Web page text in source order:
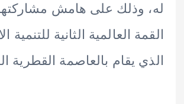
وذلك على هامش مشاركتها في
العالمية الثانية للتنمية
يقام بالعاصمة القطرية الدوحة.